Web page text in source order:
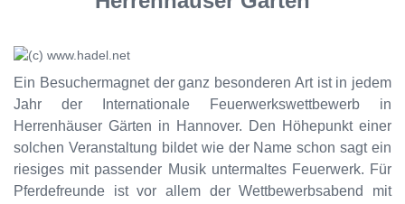
Ein Besuchermagnet der ganz besonderen Art ist in jedem
Jahr der Internationale Feuerwerkswettbewerb in
Herrenhäuser Gärten in Hannover. Den Höhepunkt einer
solchen Veranstaltung bildet wie der Name schon sagt ein
riesiges mit passender Musik untermaltes Feuerwerk. Für
Pferdefreunde ist vor allem der Wettbewerbsabend mit